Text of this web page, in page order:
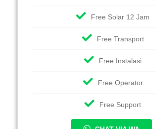
Free Solar 12 Jam
Free Transport
Free Instalasi
Free Operator
Free Support